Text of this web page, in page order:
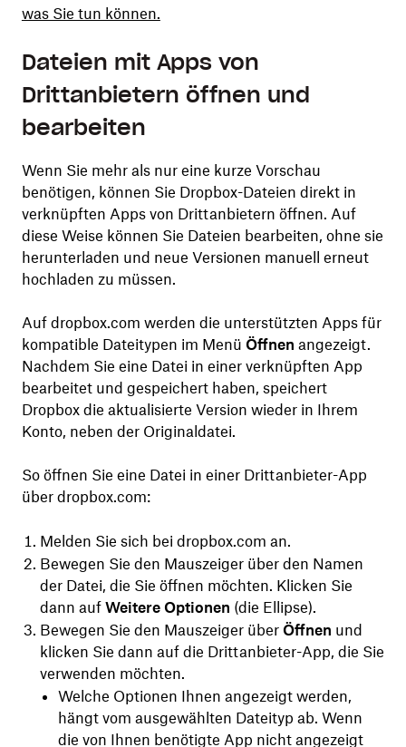
was Sie tun können.
Dateien mit Apps von
Drittanbietern öffnen und
bearbeiten
Wenn Sie mehr als nur eine kurze Vorschau
benötigen, können Sie Dropbox-Dateien direkt in
verknüpften Apps von Drittanbietern öffnen. Auf
diese Weise können Sie Dateien bearbeiten, ohne sie
herunterladen und neue Versionen manuell erneut
hochladen zu müssen.
Auf dropbox.com werden die unterstützten Apps für
kompatible Dateitypen im Menü Öffnen angezeigt.
Nachdem Sie eine Datei in einer verknüpften App
bearbeitet und gespeichert haben, speichert
Dropbox die aktualisierte Version wieder in Ihrem
Konto, neben der Originaldatei.
So öffnen Sie eine Datei in einer Drittanbieter-App
über dropbox.com:
Melden Sie sich bei dropbox.com an.
Bewegen Sie den Mauszeiger über den Namen
der Datei, die Sie öffnen möchten. Klicken Sie
dann auf Weitere Optionen (die Ellipse).
Bewegen Sie den Mauszeiger über Öffnen und
klicken Sie dann auf die Drittanbieter-App, die Sie
verwenden möchten.
Welche Optionen Ihnen angezeigt werden,
hängt vom ausgewählten Dateityp ab. Wenn
die von Ihnen benötigte App nicht angezeigt